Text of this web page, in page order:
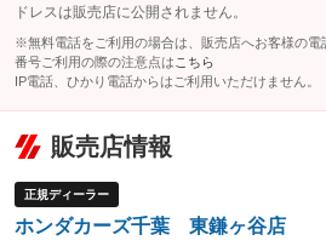
ドレスは販売店に公開されません。
※無料電話をご利用の場合は、販売店へお客様の
番号ご利用の際の注意点は こちら
IP電話、ひかり電話からはご利用いただけません。
販売店情報
正規ディーラー
ホンダカーズ千葉 東鎌ヶ谷店